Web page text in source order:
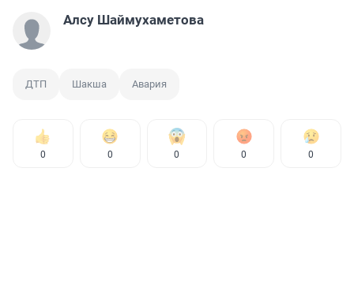
Алсу Шаймухаметова
ДТП Шакша Авария
0 0 0 0 0